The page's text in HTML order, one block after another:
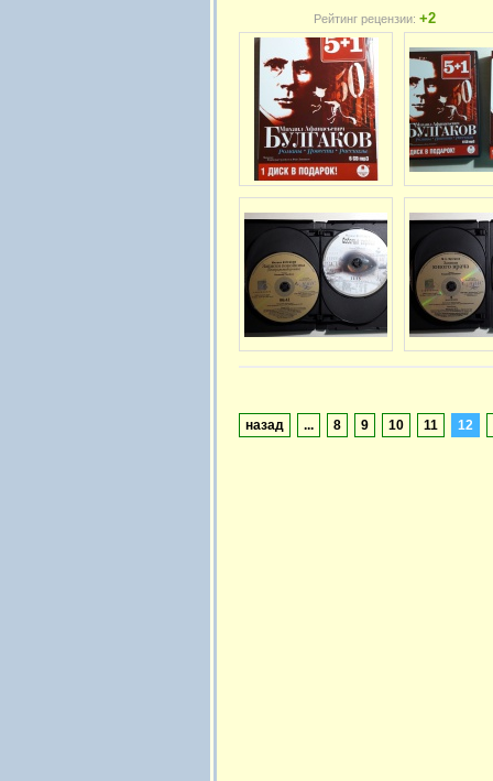
Рейтинг рецензии: +2
назад ... 8 9 10 11 12